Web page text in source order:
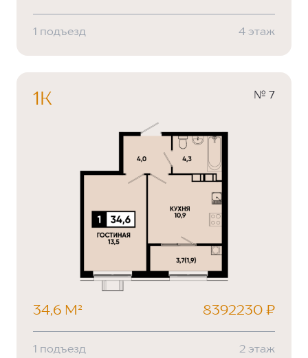
1 подъезд 4 этаж
1К № 7
34,6 М² 8392230 ₽
1 подъезд 2 этаж